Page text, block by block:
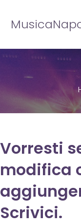
contenuto
Vorresti
modifica
Scrivici.